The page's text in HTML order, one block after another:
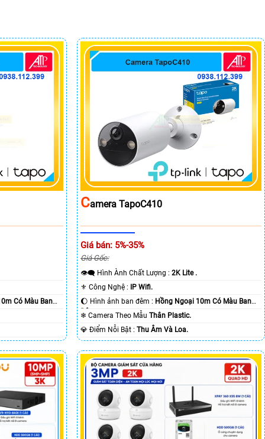
Có Màu Ban
CAmera TapoC410
Giá bán: 5%-35%
Giá Gốc:
👁️‍🗨 Hình Ành Chất Lượng :2K Lite .
⚜️ Công Nghệ :
IP Wifi.
🌔 Hình ảnh ban đêm : Hồng Ngoại 10m Có Màu Ban
Ðêm.❄ Camera Theo MẫuThân Plastic.
️💎 Điểm Nỗi Bật :Thu Âm Và Loa.